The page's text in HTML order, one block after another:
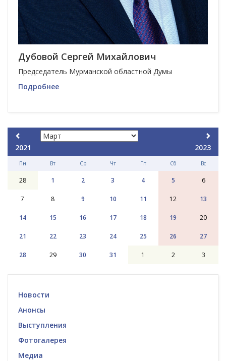
Дубовой Сергей Михайлович
Председатель Мурманской областной Думы
Подробнее
2021 2023
Пн Вт Ср Чт Пт Сб Вс
28 1 2 3 4 5 6
7 8 9 10 11 12 13
14 15 16 17 18 19 20
21 22 23 24 25 26 27
28 29 30 31 1 2 3
Новости
Анонсы
Выступления
Фотогалерея
Медиа